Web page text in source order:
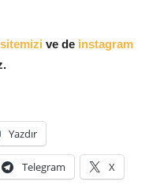
ve de instagram
Yazdır
Telegram X